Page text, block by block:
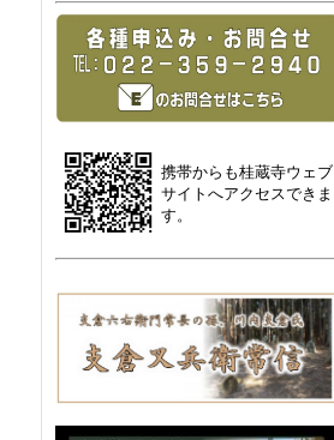
携帯からも桂蔵寺ウェブ
サイトへアクセスできま
す。